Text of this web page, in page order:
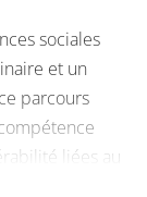
sociales
et un
parcours
liées au
santé aux âges